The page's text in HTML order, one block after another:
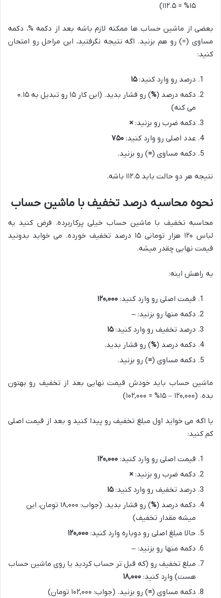
۱۵% = ۱۱۲.۵)
بعضی از ماشین حساب ها ممکنه لازم باشه بعد از دکمه %، دکمه
مساوی (=) رو هم بزنید. اگه نتیجه نگرفتید، این مراحل رو امتحان
کنید:
درصد رو وارد کنید:۱۵
دکمه درصد (%
) رو فشار بدید. (این کار ۱۵ رو تبدیل به ۰.۱۵
می کنه)
دکمه ضرب رو بزنید: ×
عدد اصلی رو وارد کنید: ۷۵۰
دکمه مساوی (=) رو بزنید.
نتیجه هر دو حالت باید ۱۱۲.۵ باشه.
نحوه محاسبه درصد تخفیف با ماشین حساب
محاسبه تخفیف با ماشین حساب خیلی پرکاربرده. فرض کنید یه
لباس ۱۲۰ هزار تومانی ۱۵ درصد تخفیف خورده. می خواید بدونید
قیمت نهایی چقدر میشه.
یه راهش اینه:
قیمت اصلی رو وارد کنید: ۱۲۰,۰۰۰
دکمه منها رو بزنید: –
درصد تخفیف رو وارد کنید:۱۵
دکمه درصد (%) رو فشار بدید.
دکمه مساوی (=) رو بزنید.
ماشین حساب باید خودش قیمت نهایی بعد از تخفیف رو بهتون
بده. (۱۲۰,۰۰۰ – ۱۵% = ۱۰۲,۰۰۰)
یا اگه می خواید اول مبلغ تخفیف رو پیدا کنید و بعد از قیمت اصلی
کم کنید:
قیمت اصلی رو وارد کنید: ۱۲۰,۰۰۰
دکمه ضرب رو بزنید: ×
درصد تخفیف رو وارد کنید:۱۵
دکمه درصد (%
) رو فشار بدید. (جواب: ۱۸,۰۰۰ تومان، این
میشه مقدار تخفیف)
حالا مبلغ اصلی رو دوباره وارد کنید: ۱۲۰,۰۰۰
دکمه منها رو بزنید: –
مبلغ تخفیف رو (که قبل تر حساب کردید یا روی ماشین حساب
هست) وارد کنید: ۱۸,۰۰۰
دکمه مساوی (=) رو بزنید. (جواب: ۱۰۲,۰۰۰ تومان)